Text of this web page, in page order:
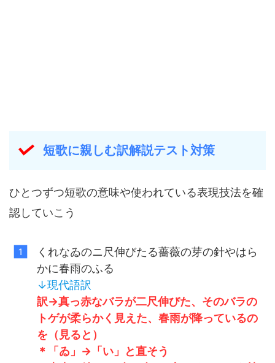
短歌に親しむ訳解説テスト対策
ひとつずつ短歌の意味や使われている表現技法を確
認していこう
くれなゐのニ尺伸びたる薔薇の芽の針やはら
かに春雨のふる
↓現代語訳
訳→真っ赤なバラが二尺伸びた、そのバラの
トゲが柔らかく見えた、春雨が降っているの
を（見ると）
＊「ゐ」→「い」と直そう